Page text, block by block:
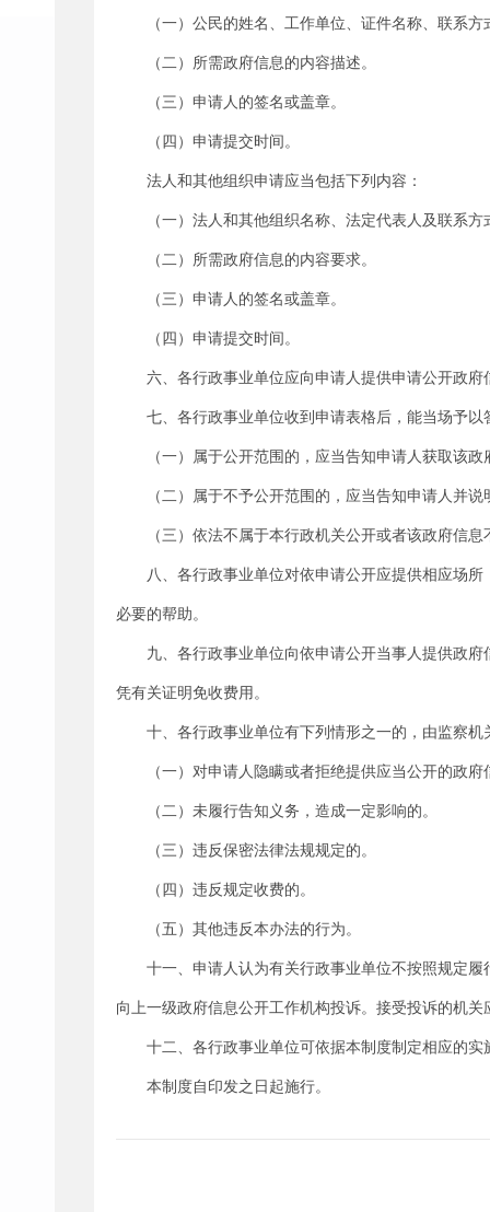
（一）公民的姓名、工作单位、证件名称、联系方
（二）所需政府信息的内容描述。
（三）申请人的签名或盖章。
（四）申请提交时间。
法人和其他组织申请应当包括下列内容：
（一）法人和其他组织名称、法定代表人及联系方
（二）所需政府信息的内容要求。
（三）申请人的签名或盖章。
（四）申请提交时间。
六、各行政事业单位应向申请人提供申请公开政
七、各行政事业单位收到申请表格后，能当场予
（一）属于公开范围的，应当告知申请人获取该
（二）属于不予公开范围的，应当告知申请人并说
（三）依法不属于本行政机关公开或者该政府信
八、各行政事业单位对依申请公开应提供相应场
必要的帮助。
九、各行政事业单位向依申请公开当事人提供政
凭有关证明免收费用。
十、各行政事业单位有下列情形之一的，由监察
（一）对申请人隐瞒或者拒绝提供应当公开的政府
（二）未履行告知义务，造成一定影响的。
（三）违反保密法律法规规定的。
（四）违反规定收费的。
（五）其他违反本办法的行为。
十一、申请人认为有关行政事业单位不按照规定
向上一级政府信息公开工作机构投诉。接受投诉的机关
十二、各行政事业单位可依据本制度制定相应的
本制度自印发之日起施行。